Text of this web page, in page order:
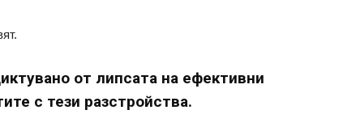
от липсата на ефективни
с тези разстройства.